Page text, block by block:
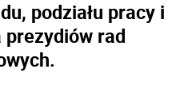
podziału pracy i
prezydiów rad